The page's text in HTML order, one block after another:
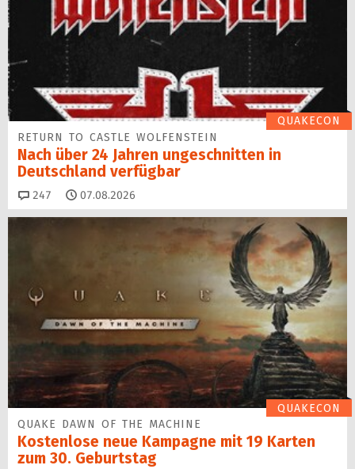
QUAKECON
RETURN TO CASTLE WOLFENSTEIN
Nach über 24 Jahren ungeschnitten in
Deutschland verfügbar
247 Kommentare
07.08.2026
QUAKECON
QUAKE DAWN OF THE MACHINE
Kostenlose neue Kampagne mit 19 Karten
zum 30. Geburtstag